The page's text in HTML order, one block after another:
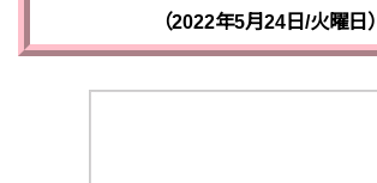
（2022年5月24日/火曜日）